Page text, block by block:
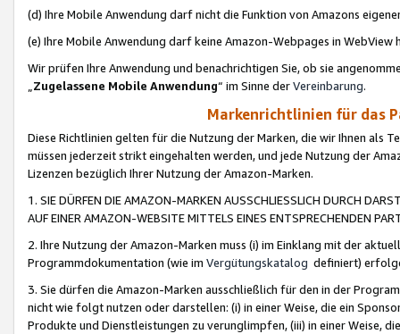
(d) Ihre Mobile Anwendung darf nicht die Funktion von Amazons
(e) Ihre Mobile Anwendung darf keine Amazon-Webpages in WebView
Wir prüfen Ihre Anwendung und benachrichtigen Sie, ob sie
„Zugelassene Mobile Anwendung“ im Sinne derVereinbarung.
Markenrichtlinien für das
Diese Richtlinien gelten für die Nutzung der Marken, die wir Ihnen als
müssen jederzeit strikt eingehalten werden, und jede Nutzung der
Lizenzen bezüglich Ihrer Nutzung der Amazon-Marken.
1. SIE DÜRFEN DIE AMAZON-MARKEN AUSSCHLIESSLICH DURCH
AUF EINER AMAZON-WEBSITE MITTELS EINES ENTSPRECHENDEN
2. Ihre Nutzung der Amazon-Marken muss (i) im Einklang mit der
Programmdokumentation (wie im Vergütungskatalog definiert)
3. Sie dürfen die Amazon-Marken ausschließlich für den in der
nicht wie folgt nutzen oder darstellen: (i) in einer Weise, die ein
Produkte und Dienstleistungen zu verunglimpfen, (iii) in einer Weise,